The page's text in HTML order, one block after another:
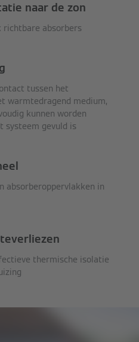
naar de zon
richtbare absorbers
tussen het
warmtedragend medium,
kunnen worden
systeem gevuld is
absorberoppervlakken in
thermische isolatie